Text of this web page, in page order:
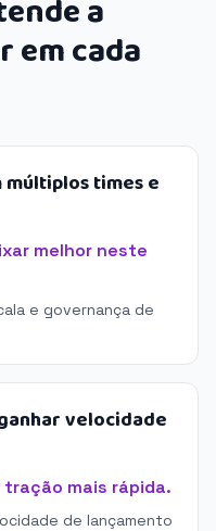
a
em cada
times e
melhor neste
e governança de
velocidade
mais rápida.
de lançamento